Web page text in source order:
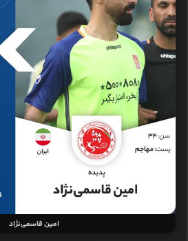
امین قاسمی‌نژاد